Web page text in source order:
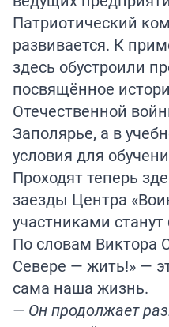
Патриотический
развивается. К
здесь обустроили
посвящённое
Отечественной
Заполярье, а в
условия для
Проходят теперь
заезды Центра
участниками
По словам Виктора
Севере — жить!» —
сама наша жизнь.
— Он продолжает